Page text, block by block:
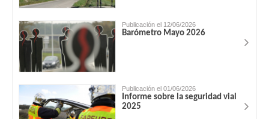
Publicación el 12/06/2026
Barómetro Mayo 2026
Publicación el 01/06/2026
Informe sobre la seguridad vial
2025